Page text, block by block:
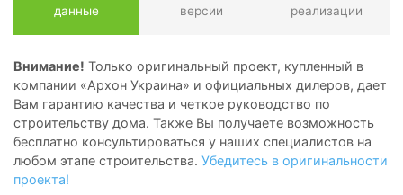
данные версии реализации
Внимание! Только оригинальный проект, купленный в
компании «Архон Украина» и официальных дилеров, дает
Вам гарантию качества и четкое руководство по
строительству дома. Также Вы получаете возможность
бесплатно консультироваться у наших специалистов на
любом этапе строительства. Убедитесь в оригинальности
проекта!